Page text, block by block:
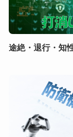
途絶・退行・知